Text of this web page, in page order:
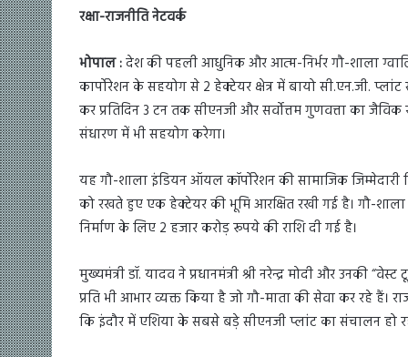
रक्षा-राजनीति नेटवर्क
भोपाल :देश की पहली आधुनिक और आत्म-निर्भर गौ-शाला
कार्पोरेशन के सहयोग से 2 हेक्टेयर क्षेत्र में बायो सी.एन.जी.
कर प्रतिदिन 3 टन तक सीएनजी और सर्वोत्तम गुणवत्ता का
संधारण में भी सहयोग करेगा।
यह गौ-शाला इंडियन ऑयल कॉर्पोरेशन की सामाजिक
को रखते हुए एक हेक्टेयर की भूमि आरक्षित रखी गई है। गौ-
निर्माण के लिए 2 हजार करोड़ रूपये की राशि दी गई है।
मुख्यमंत्री डॉ. यादव ने प्रधानमंत्री श्री नरेन्द्र मोदी और उनकी
प्रति भी आभार व्यक्त किया है जो गौ-माता की सेवा कर रहे हैं।
कि इंदौर में एशिया के सबसे बड़े सीएनजी प्लांट का संचालन हो रहा